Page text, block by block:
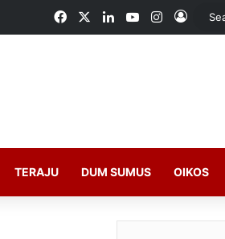
FacebookLinkedInYouTubeInstagram
Log In
TERAJU DUM SUMUS OIKOS